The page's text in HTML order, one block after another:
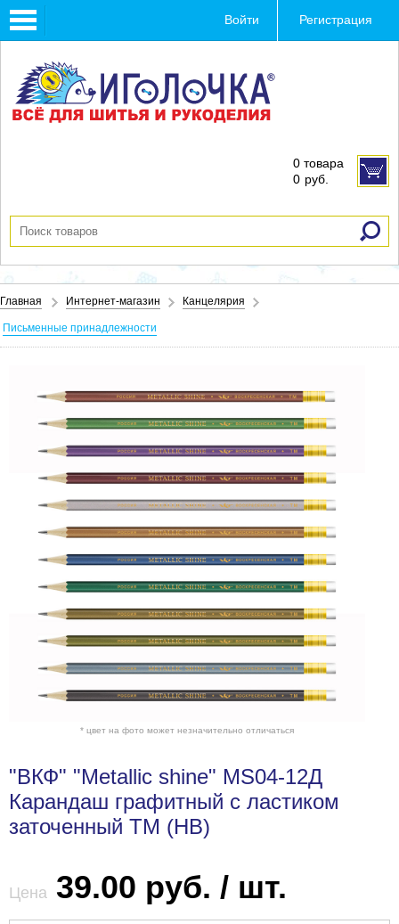
Toggle
navigation
Войти Регистрация
0 товара
0 руб.
Главная Интернет-магазин Канцелярия
Письменные принадлежности
* цвет на фото может незначительно отличаться
"ВКФ" "Metallic shine" MS04-12Д
Карандаш графитный с ластиком
заточенный ТМ (HB)
Цена 39.00 руб. / шт.